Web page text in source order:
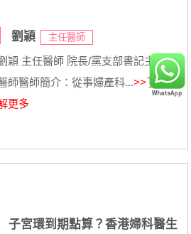
劉穎 主任醫師
穎 主任醫師 院長/黨支部書記主任
師醫師簡介：從事婦產科...>>了
更多
子宮環到期點算？香港婦科醫生